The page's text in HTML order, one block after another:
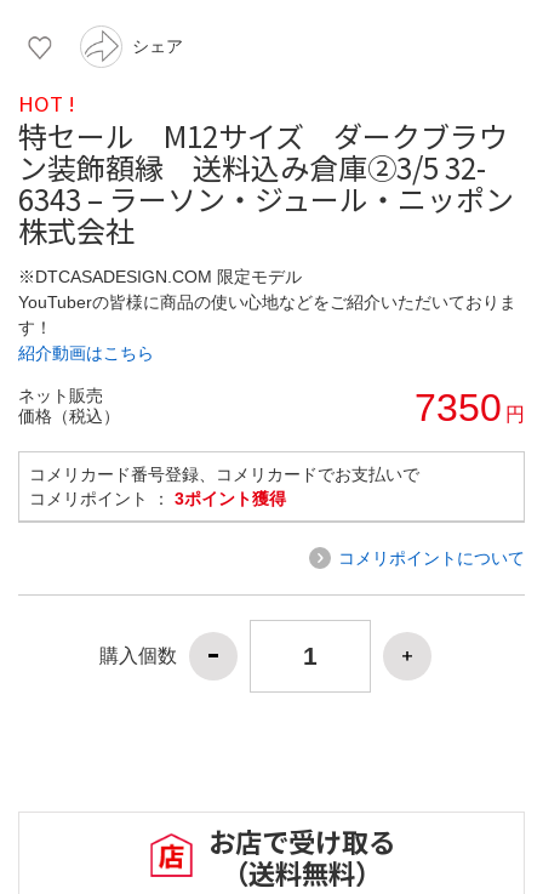
シェア
HOT !
特セール M12サイズ ダークブラウ
ン装飾額縁 送料込み倉庫②3/5 32-
6343 – ラーソン・ジュール・ニッポン
株式会社
※DTCASADESIGN.COM 限定モデル
YouTuberの皆様に商品の使い心地などをご紹介いただいておりま
す！
紹介動画はこちら
ネット販売
価格（税込）
7350 円
コメリカード番号登録、コメリカードでお支払いで
コメリポイント ： 3ポイント獲得
コメリポイントについて
購入個数
お店で受け取る
（送料無料）